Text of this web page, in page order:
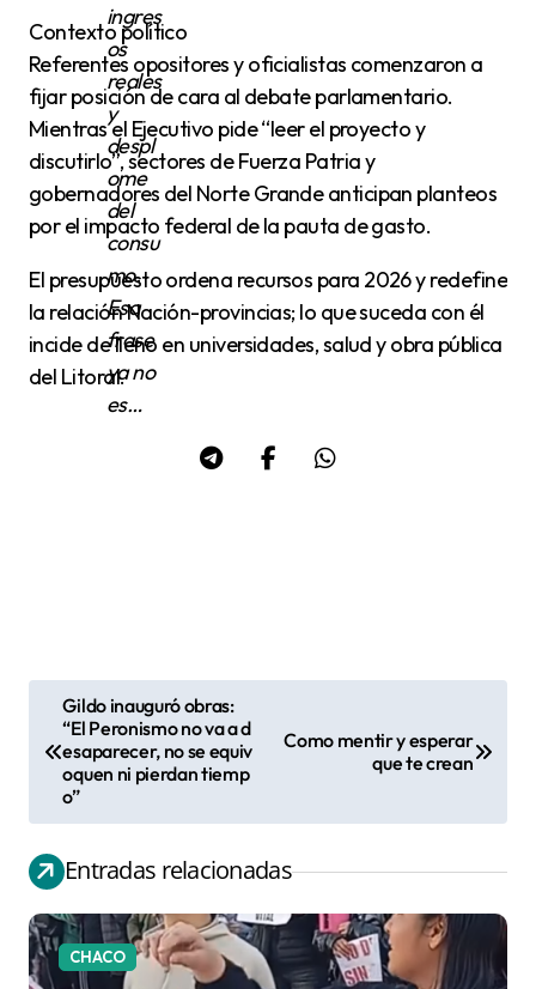
ingres
os
reales
y
despl
ome
del
consu
mo.
Esa
frase
ya no
es…
Contexto político
Referentes opositores y oficialistas comenzaron a
fijar posición de cara al debate parlamentario.
Mientras el Ejecutivo pide “leer el proyecto y
discutirlo”, sectores de Fuerza Patria y
gobernadores del Norte Grande anticipan planteos
por el impacto federal de la pauta de gasto.
El presupuesto ordena recursos para 2026 y redefine
la relación Nación-provincias; lo que suceda con él
incide de lleno en universidades, salud y obra pública
del Litoral.
e
g
c
i
Gildo inauguró obras:
“El Peronismo no va a d
esaparecer, no se equiv
oquen ni pierdan tiemp
o”
Como mentir y esperar
que te crean
Entradas relacionadas
CHACO